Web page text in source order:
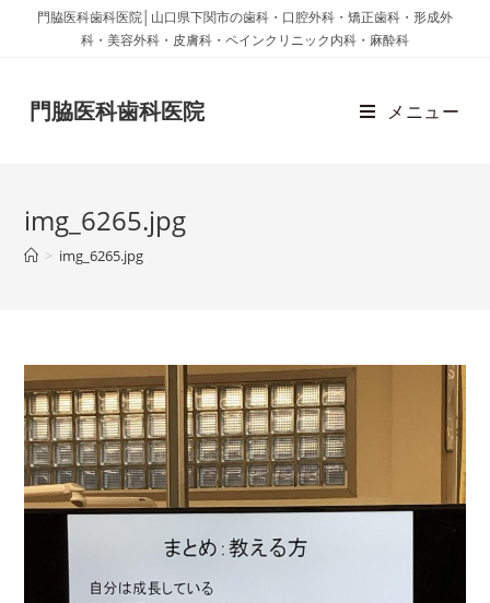
門脇医科歯科医院│山口県下関市の歯科・口腔外科・矯正歯科・形成外
科・美容外科・皮膚科・ペインクリニック内科・麻酔科
門脇医科歯科医院 メニュー
img_6265.jpg
> img_6265.jpg